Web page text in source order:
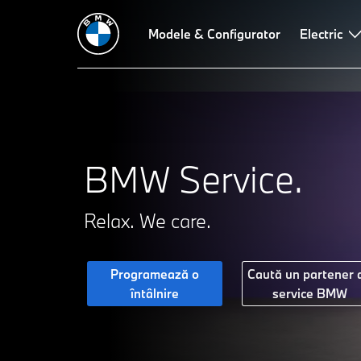
Modele & Configurator Electric
BMW Service.
Relax. We care.
Programează o
întâlnire
Caută un partener
service BMW
Proactive Care BMW Pay Service Inclusive Repair Inclusive